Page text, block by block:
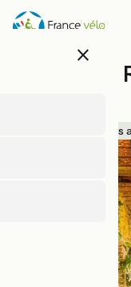
Overslaan
en
close